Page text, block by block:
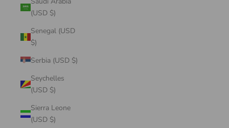
(USD $)
Senegal (USD
$)
Serbia (USD $)
Seychelles
(USD $)
Sierra Leone
(USD $)